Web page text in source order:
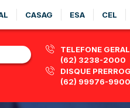
CASAG ESA CEL
TELEFONE GERAL
(62) 3238-2000
DISQUE
(62) 99976-9900